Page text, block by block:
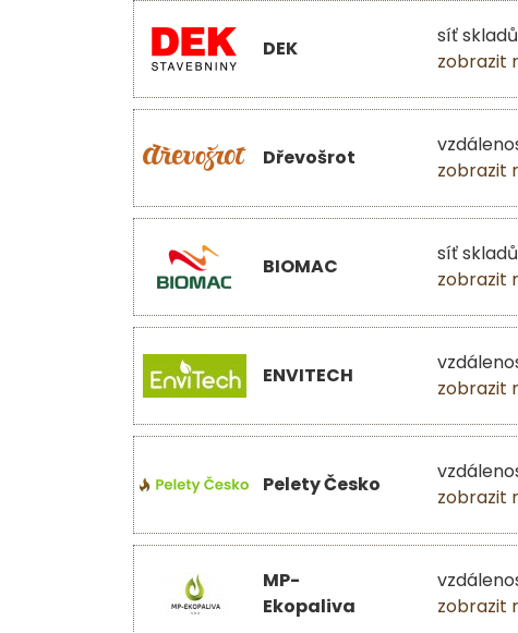
DEK
síť
zobrazit
Dřevošrot
zobrazit
BIOMAC
síť
zobrazit
ENVITECH
zobrazit
Pelety Česko
zobrazit
MP-
Ekopaliva
zobrazit